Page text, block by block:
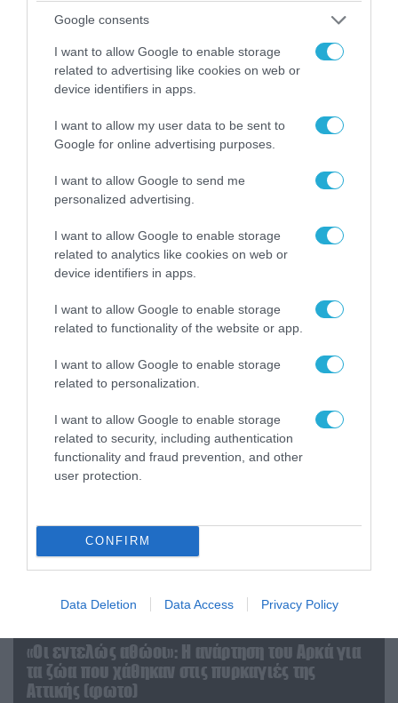
Google consents
I want to allow Google to enable storage
related to advertising like cookies on web or
device identifiers in apps.
I want to allow my user data to be sent to
Google for online advertising purposes.
I want to allow Google to send me
personalized advertising.
I want to allow Google to enable storage
related to analytics like cookies on web or
device identifiers in apps.
I want to allow Google to enable storage
related to functionality of the website or app.
I want to allow Google to enable storage
related to personalization.
I want to allow Google to enable storage
related to security, including authentication
functionality and fraud prevention, and other
user protection.
CONFIRM
Data Deletion Data Access Privacy Policy
ΠΟΛΙΤΙΚΗ
06.08.2026 | 14:02
«Επιχείρηση ελεύθερα πεζοδρόμια» στην
αντικείμενα από κοινόχρηστους χώρους
«Οι εντελώς αθώοι»: Η ανάρτηση του Αρκά για
τα ζώα που χάθηκαν στις πυρκαγιές της
Αττικής (φωτο)